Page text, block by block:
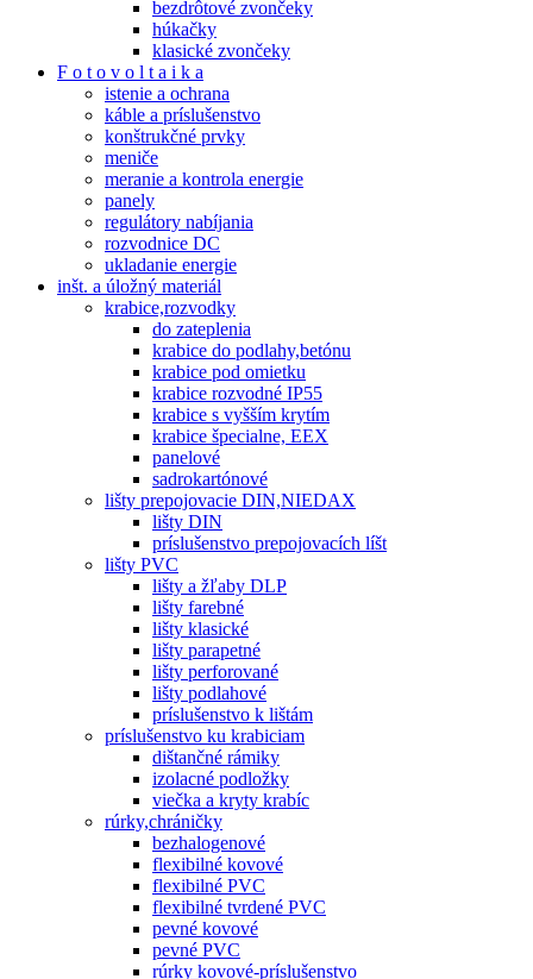
bezdrôtové zvončeky
húkačky
klasické zvončeky
F o t o v o l t a i k a
istenie a ochrana
káble a príslušenstvo
konštrukčné prvky
meniče
meranie a kontrola energie
panely
regulátory nabíjania
rozvodnice DC
ukladanie energie
inšt. a úložný materiál
krabice,rozvodky
do zateplenia
krabice do podlahy,betónu
krabice pod omietku
krabice rozvodné IP55
krabice s vyšším krytím
krabice špecialne, EEX
panelové
sadrokartónové
lišty prepojovacie DIN,NIEDAX
lišty DIN
príslušenstvo prepojovacích líšt
lišty PVC
lišty a žľaby DLP
lišty farebné
lišty klasické
lišty parapetné
lišty perforované
lišty podlahové
príslušenstvo k lištám
príslušenstvo ku krabiciam
dištančné rámiky
izolacné podložky
viečka a kryty krabíc
rúrky,chráničky
bezhalogenové
flexibilné kovové
flexibilné PVC
flexibilné tvrdené PVC
pevné kovové
pevné PVC
rúrky kovové-príslušenstvo